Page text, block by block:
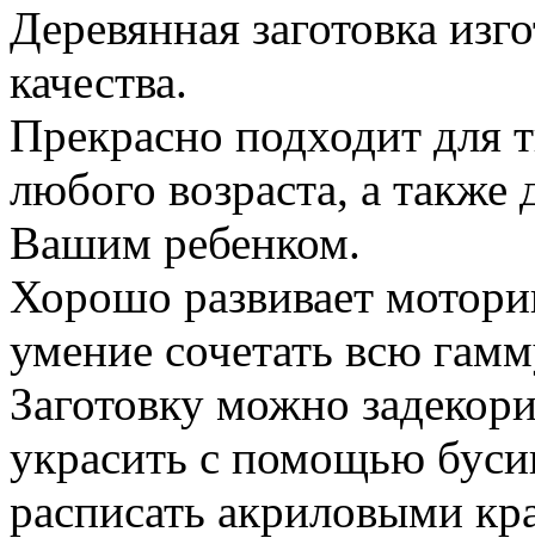
Деревянная заготовка
качества.
Прекрасно подходит для
любого возраста, а также
Вашим ребенком.
Хорошо развивает
умение сочетать всю
Заготовку можно
украсить с помощью
расписать акриловыми